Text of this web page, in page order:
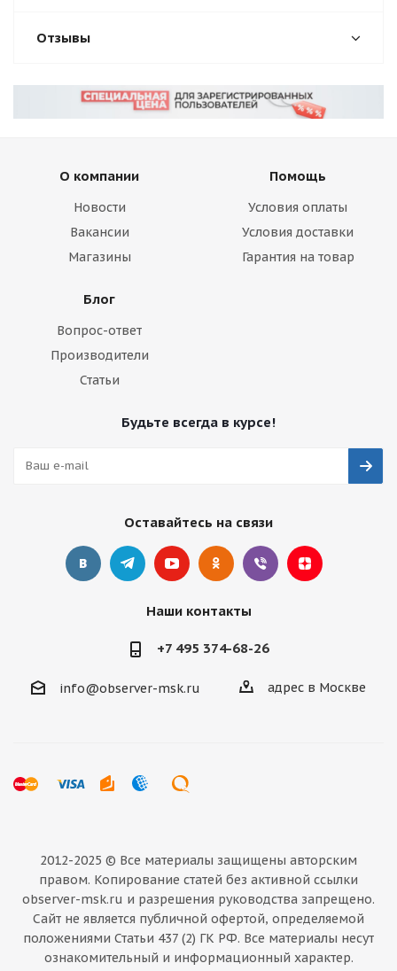
Отзывы
О компании
Новости
Вакансии
Магазины
Помощь
Условия оплаты
Условия доставки
Гарантия на товар
Блог
Вопрос-ответ
Производители
Статьи
Будьте всегда в курсе!
Оставайтесь на связи
Наши контакты
+7 495 374-68-26
info@observer-msk.ru адрес в Москве
2012-2025 © Все материалы защищены авторским
правом. Копирование статей без активной ссылки
observer-msk.ru и разрешения руководства запрещено.
Сайт не является публичной офертой, определяемой
положениями Статьи 437 (2) ГК РФ. Все материалы несут
ознакомительный и информационный характер.